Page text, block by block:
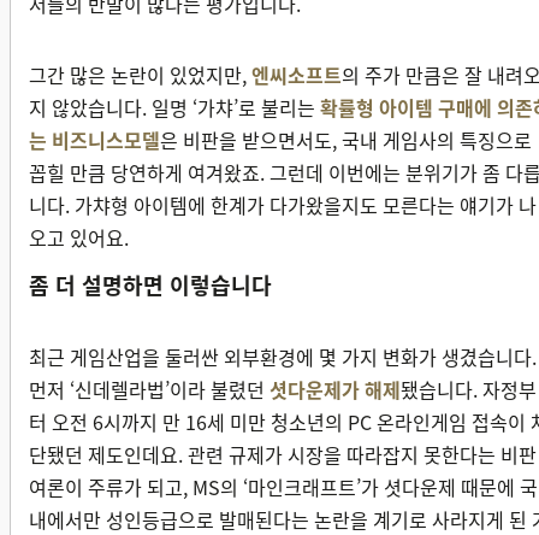
그간 많은 논란이 있었지만,엔씨소프트의 주가 만큼은 잘 내려
지 않았습니다. 일명 ‘가챠’로 불리는 확률형 아이템 구매에 의존
는 비즈니스모델은 비판을 받으면서도, 국내 게임사의 특징으로
꼽힐 만큼 당연하게 여겨왔죠. 그런데 이번에는 분위기가 좀 다
니다. 가챠형 아이템에 한계가 다가왔을지도 모른다는 얘기가 나
오고 있어요.
좀 더 설명하면 이렇습니다
최근 게임산업을 둘러싼 외부환경에 몇 가지 변화가 생겼습니다.
먼저 ‘신데렐라법’이라 불렸던 셧다운제가 해제됐습니다. 자정부
터 오전 6시까지 만 16세 미만 청소년의 PC 온라인게임 접속이
단됐던 제도인데요. 관련 규제가 시장을 따라잡지 못한다는 비판
여론이 주류가 되고, MS의 ‘마인크래프트’가 셧다운제 때문에 국
내에서만 성인등급으로 발매된다는 논란을 계기로 사라지게 된